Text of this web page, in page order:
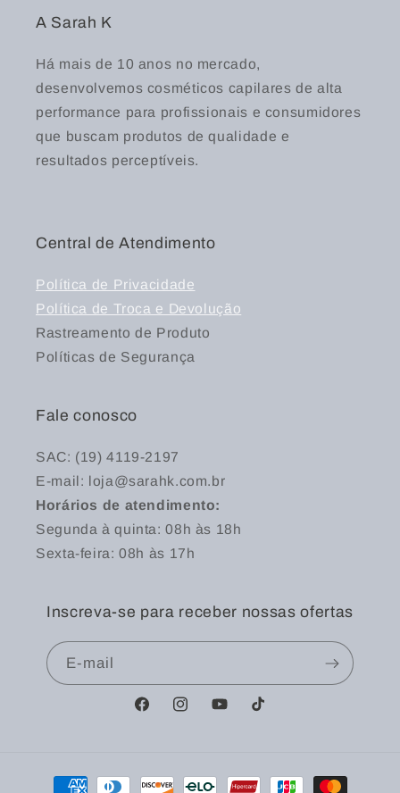
A Sarah K
Há mais de 10 anos no mercado,
desenvolvemos cosméticos capilares de alta
performance para profissionais e consumidores
que buscam produtos de qualidade e
resultados perceptíveis.
Central de Atendimento
Política de Privacidade
Política de Troca e Devolução
Rastreamento de Produto
Políticas de Segurança
Fale conosco
SAC: (19) 4119-2197
E-mail: loja@sarahk.com.br
Horários de atendimento:
Segunda à quinta: 08h às 18h
Sexta-feira: 08h às 17h
Inscreva-se para receber nossas ofertas
E-mail
FacebookInstagramYouTubeTikTok
Formas